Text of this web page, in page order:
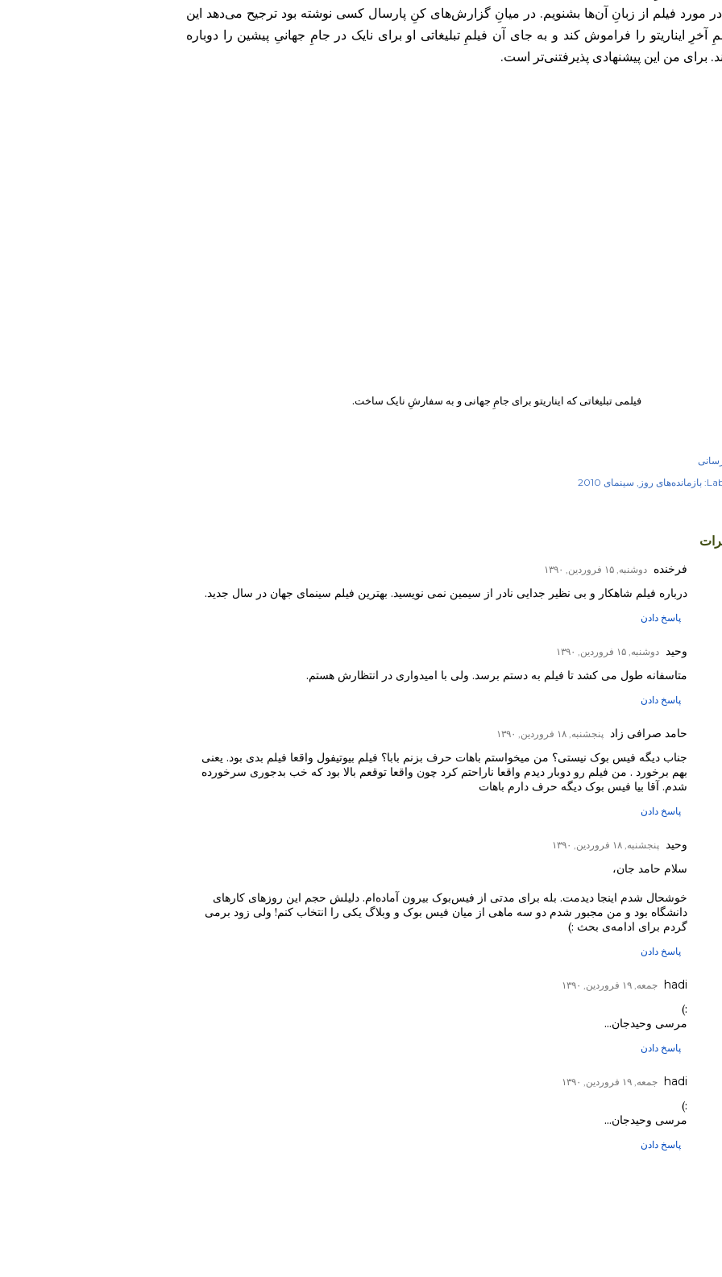
در مورد فیلم از زبانِ آن‌ها بشنویم. در میانِ گزارش‌های کنِ پارسال کسی نوشته بود ترجیح می‌دهد این
آخرِ ایناریتو را فراموش کند و به جای آن فیلمِ تبلیغاتی او برای نایک در جامِ جهانیِ پیشین را دوباره
برای من این پیشنهادی پذیرفتنی‌تر است.
فیلمی تبلیغاتی که ایناریتو برای جامِ جهانی و به سفارشِ نایک ساخت.
بازمانده‌های روز سینمای 2010
فرخنده دوشنبه, ۱۵ فروردین, ۱۳۹۰
درباره فیلم شاهکار و بی نظیر جدایی نادر از سیمین نمی نویسید. بهترین فیلم سینمای جهان در سال جدید.
پاسخ دادن
وحید دوشنبه, ۱۵ فروردین, ۱۳۹۰
متاسفانه طول می کشد تا فیلم به دستم برسد. ولی با امیدواری در انتظارش هستم.
پاسخ دادن
حامد صرافی زاد پنجشنبه, ۱۸ فروردین, ۱۳۹۰
جناب دیگه فیس بوک نیستی؟ من میخواستم باهات حرف بزنم بابا؟ فیلم بیوتیفول واقعا فیلم بدی بود. یعنی
بهم برخورد . من فیلم رو دوبار دیدم واقعا ناراحتم کرد چون واقعا توقعم بالا بود که خب بدجوری سرخورده
شدم. آقا بیا فیس بوک دیگه حرف دارم باهات
پاسخ دادن
وحید پنجشنبه, ۱۸ فروردین, ۱۳۹۰
سلام حامد جان،
خوشحال شدم اینجا دیدمت. بله برای مدتی از فیس‌بوک بیرون آماده‌ام. دلیلش حجم این روزهای کارهای
دانشگاه بود و من مجبور شدم دو سه ماهی از میان فیس بوک و وبلاگ یکی را انتخاب کنم! ولی زود برمی
گردم برای ادامه‌ی بحث‌ :)
پاسخ دادن
hadi جمعه, ۱۹ فروردین, ۱۳۹۰
:)
مرسی وحیدجان...
پاسخ دادن
hadi جمعه, ۱۹ فروردین, ۱۳۹۰
:)
مرسی وحیدجان...
پاسخ دادن